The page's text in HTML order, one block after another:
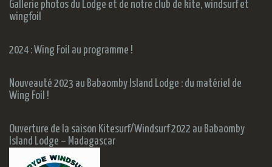
Gallerie photos du Lodge et de notre club de kite, windsurf et
wingfoil
2024 : Wing Foil au programme !
Nouveauté 2023 au Babaomby Island Lodge : du matériel de
Wing Foil !
Ouverture de la saison Kitesurf/Windsurf 2022 au Babaomby
Island Lodge – Madagascar